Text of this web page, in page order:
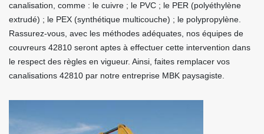
canalisation, comme : le cuivre ; le PVC ; le PER (polyéthylène
extrudé) ; le PEX (synthétique multicouche) ; le polypropylène.
Rassurez-vous, avec les méthodes adéquates, nos équipes de
couvreurs 42810 seront aptes à effectuer cette intervention dans
le respect des règles en vigueur. Ainsi, faites remplacer vos
canalisations 42810 par notre entreprise MBK paysagiste.